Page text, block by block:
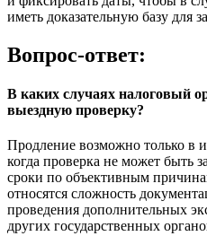
иметь доказательную базу для
Вопрос-ответ:
В каких случаях налоговый
выездную проверку?
Продление возможно только в
когда проверка не может быть
сроки по объективным
относятся сложность
проведения дополнительных
других государственных